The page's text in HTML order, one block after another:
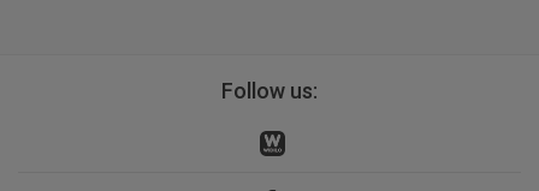
Follow us: